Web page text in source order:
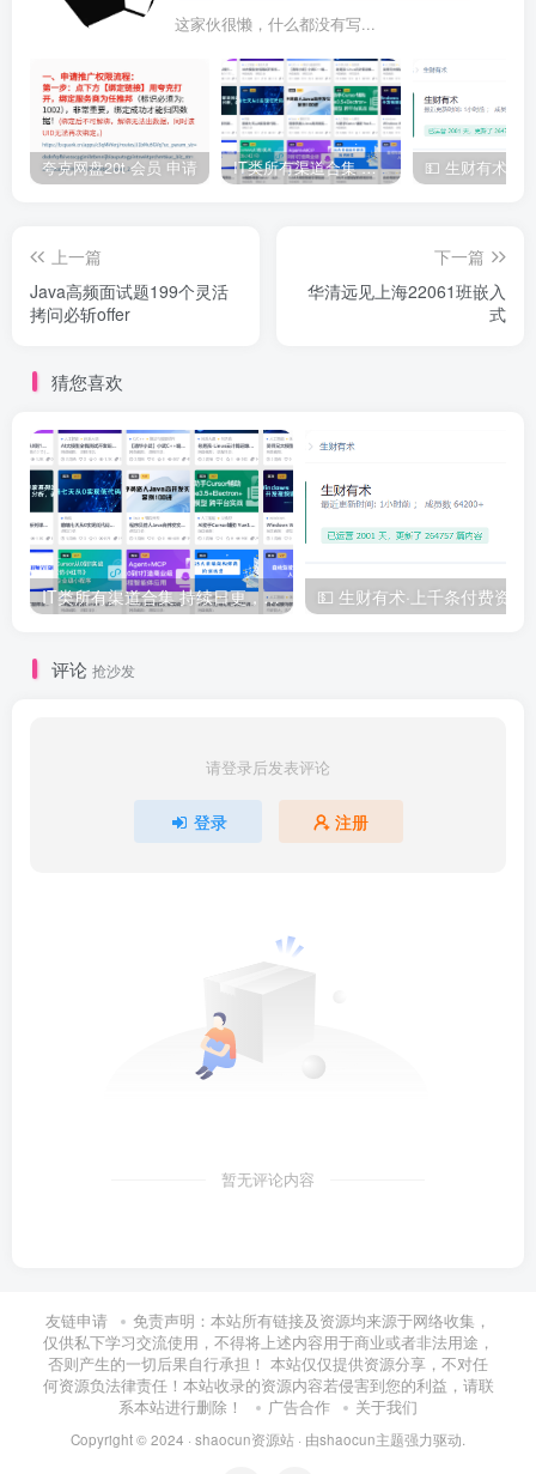
这家伙很懒，什么都没有写...
夸克网盘20t 会员 申请 IT类所有渠道合集 持续日更，目前近四千多条资源 年费用户微信私信获取权限
上一篇
Java高频面试题199个灵活
拷问必斩offer
下一篇
华清远见上海22061班嵌入
式
猜您喜欢
IT类所有渠道合集 持续日更，目前近四千多条资源 年费用户微信私信获取权限
评论 抢沙发
请登录后发表评论
登录 注册
暂无评论内容
友链申请
免责声明：本站所有链接及资源均来源于网络收集，
仅供私下学习交流使用，不得将上述内容用于商业或者非法用途，
否则产生的一切后果自行承担！ 本站仅仅提供资源分享，不对任
何资源负法律责任！本站收录的资源内容若侵害到您的利益，请联
系本站进行删除！
广告合作 关于我们
Copyright © 2024 · shaocun资源站 · 由shaocun主题强力驱动.